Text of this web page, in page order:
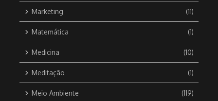
Marketing (11)
Matemática (1)
Medicina (10)
Meditação (1)
Meio Ambiente (119)